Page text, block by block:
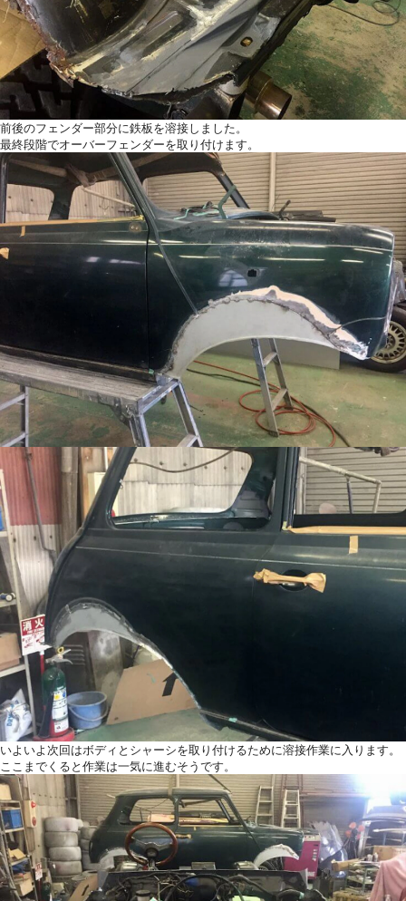
前後のフェンダー部分に鉄板を溶接しました。
最終段階でオーバーフェンダーを取り付けます。
いよいよ次回はボディとシャーシを取り付けるために溶接作業に入ります。
ここまでくると作業は一気に進むそうです。